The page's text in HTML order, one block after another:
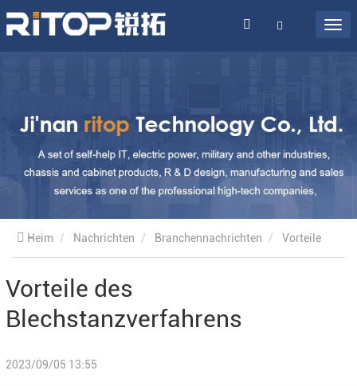
Heim Nachrichten Branchennachrichten
des Blechstanzverfahrens
Vorteile des
Blechstanzverfahrens
2023/09/05 13:55